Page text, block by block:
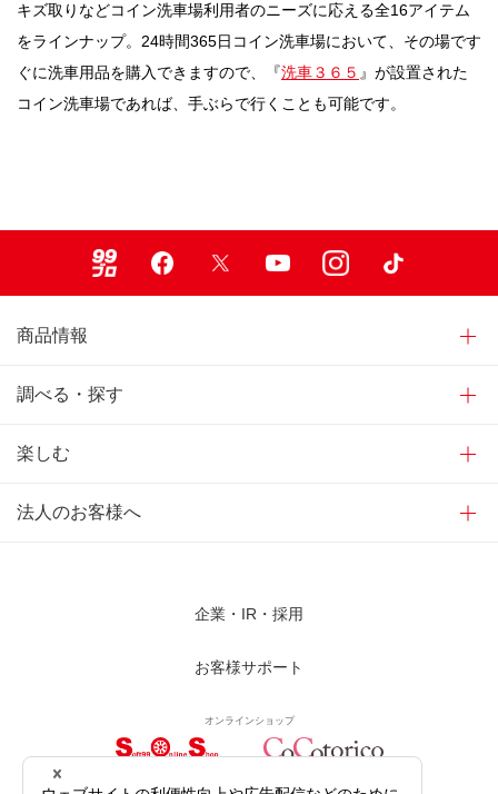
キズ取りなどコイン洗車場利用者のニーズに応える全16アイテム
をラインナップ。24時間365日コイン洗車場において、その場です
ぐに洗車用品を購入できますので、『洗車３６５ 』が設置された
コイン洗車場であれば、手ぶらで行くことも可能です。
商品情報
調べる・探す
楽しむ
法人のお客様へ
企業・IR・採用
お客様サポート
オンラインショップ